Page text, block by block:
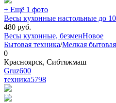
+ Ещё 1 фото
Весы кухонные настольные до
480 руб.
Весы кухонные, безменНовое
Бытовая техника/Мелкая
0
Красноярск, Сибтяжмаш
Gruz600
техника5798